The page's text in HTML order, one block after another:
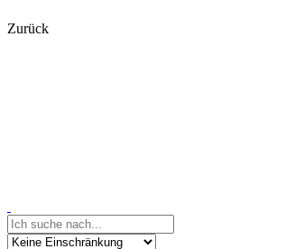
Zurück